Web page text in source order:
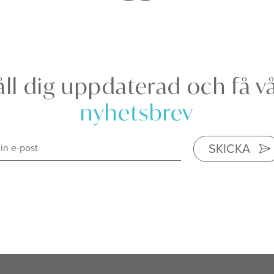
dig uppdaterad och få
nyhetsbrev
SKICKA